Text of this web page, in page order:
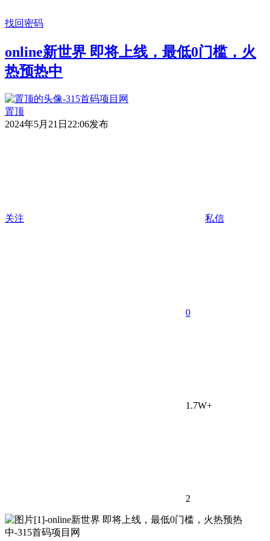
找回密码
online新世界 即将上线，最低0门槛，火
热预热中
置顶
2024年5月21日22:06发布
关注 私信
0
1.7W+
2